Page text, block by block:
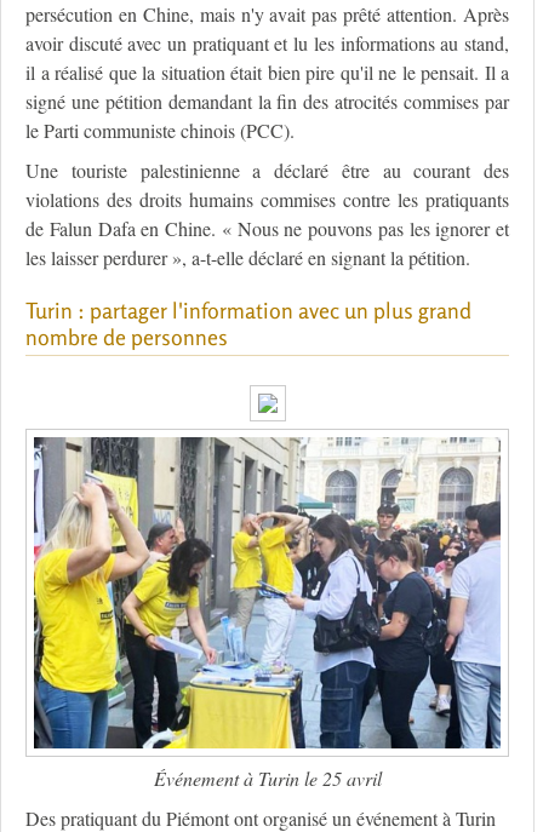
persécution en Chine, mais n'y avait pas prêté attention. Après
avoir discuté avec un pratiquant et lu les informations au stand,
il a réalisé que la situation était bien pire qu'il ne le pensait. Il a
signé une pétition demandant la fin des atrocités commises par
le Parti communiste chinois (PCC).
Une touriste palestinienne a déclaré être au courant des
violations des droits humains commises contre les pratiquants
de Falun Dafa en Chine. « Nous ne pouvons pas les ignorer et
les laisser perdurer », a-t-elle déclaré en signant la pétition.
Turin : partager l'information avec un plus grand
nombre de personnes
Événement à Turin le 25 avril
Des pratiquant du Piémont ont organisé un événement à Turin